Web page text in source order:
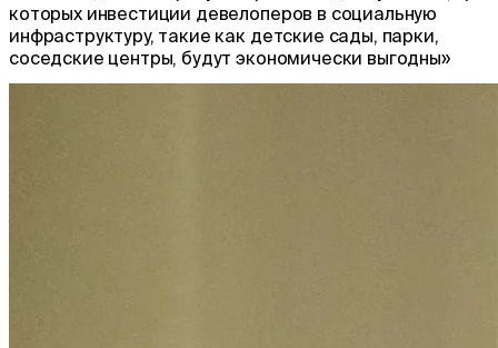
которых инвестиции девелоперов в социальную
инфраструктуру, такие как детские сады, парки,
соседские центры, будут экономически выгодны»